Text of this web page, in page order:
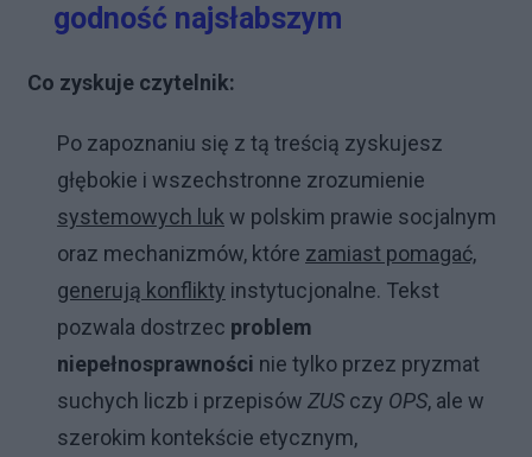
godność najsłabszym
Co zyskuje czytelnik:
Po zapoznaniu się z tą treścią zyskujesz
głębokie i wszechstronne zrozumienie
systemowych luk w polskim prawie socjalnym
oraz mechanizmów, które zamiast pomagać,
generują konflikty instytucjonalne. Tekst
pozwala dostrzec problem
niepełnosprawności nie tylko przez pryzmat
suchych liczb i przepisów ZUS czy OPS, ale w
szerokim kontekście etycznym,